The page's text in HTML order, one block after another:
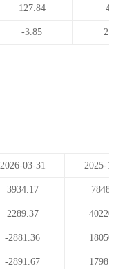
127.84
-3.85
2026-03-31 2025-
3934.17
2289.37
-2881.36
-2891.67